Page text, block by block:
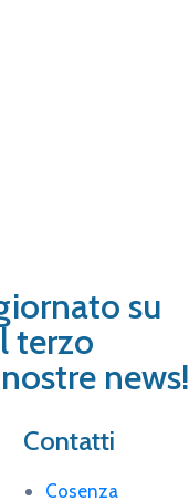
su
terzo
news!
Contatti
Cosenza